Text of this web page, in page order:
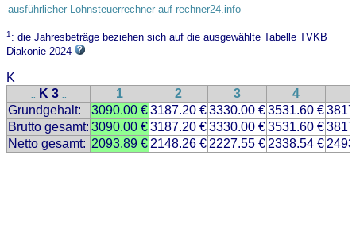
ausführlicher Lohnsteuerrechner auf rechner24.info
1: die Jahresbeträge beziehen sich auf die ausgewählte Tabelle TVKB
Diakonie 2024
K
.. K 3 .. 1 2 3 4
Grundgehalt:
3090.00 €3187.20 €3330.00 €3531.60 €
Brutto gesamt: 3090.00 €3187.20 €3330.00 €3531.60 €
Netto gesamt: 2093.89 € 2148.26 € 2227.55 € 2338.54 €